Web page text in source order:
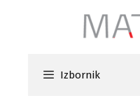
Izbornik